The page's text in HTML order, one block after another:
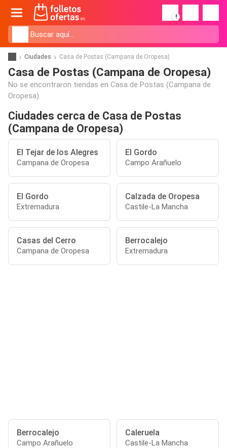
!
Ciudades Casa de Postas (Campana de Oropesa)
Casa de Postas (Campana de Oropesa)
No se encontraron tiendas en Casa de Postas (Campana de
Oropesa).
Ciudades cerca de Casa de Postas
(Campana de Oropesa)
El Tejar de los Alegres
Campana de Oropesa
El Gordo
Campo Arañuelo
El Gordo
Extremadura
Calzada de Oropesa
Castile-La Mancha
Casas del Cerro
Campana de Oropesa
Berrocalejo
Extremadura
Berrocalejo
Campo Arañuelo
Caleruela
Castile-La Mancha